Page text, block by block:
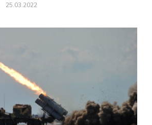
25.03.2022